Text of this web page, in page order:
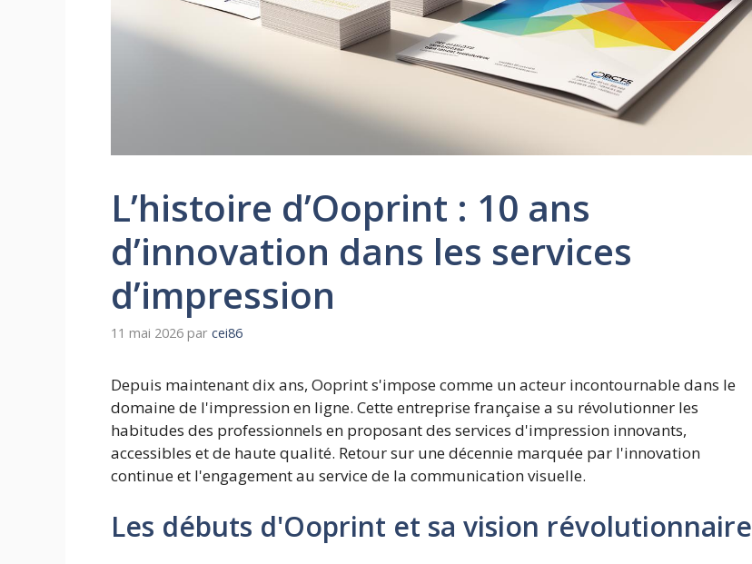
L’histoire d’Ooprint : 10 ans
d’innovation dans les services
d’impression
11 mai 2026 par cei86
Depuis maintenant dix ans, Ooprint s'impose comme un acteur incontournable dans le
domaine de l'impression en ligne. Cette entreprise française a su révolutionner les
habitudes des professionnels en proposant des services d'impression innovants,
accessibles et de haute qualité. Retour sur une décennie marquée par l'innovation
continue et l'engagement au service de la communication visuelle.
Les débuts d'Ooprint et sa vision révolutionnaire